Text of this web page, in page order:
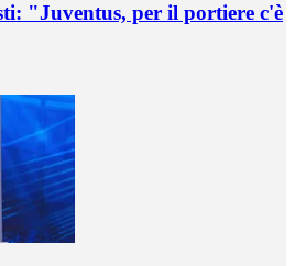
"Juventus, per il portiere c'è